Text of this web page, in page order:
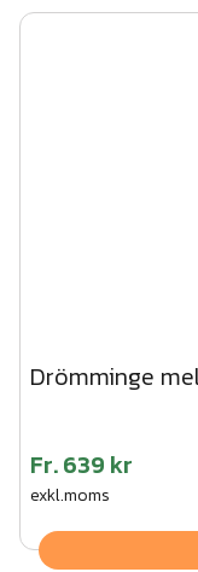
Drömminge
Fr.639 kr
exkl.moms